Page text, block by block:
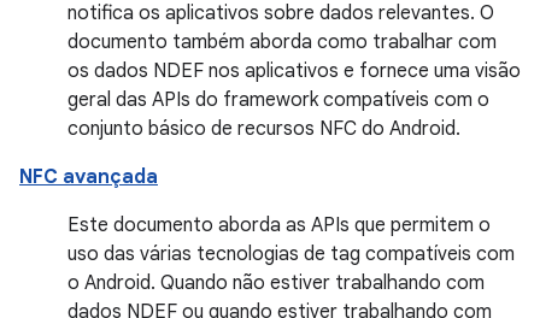
notifica os aplicativos sobre dados relevantes. O
documento também aborda como trabalhar com
os dados NDEF nos aplicativos e fornece uma visão
geral das APIs do framework compatíveis com o
conjunto básico de recursos NFC do Android.
NFC avançada
Este documento aborda as APIs que permitem o
uso das várias tecnologias de tag compatíveis com
o Android. Quando não estiver trabalhando com
dados NDEF ou quando estiver trabalhando com